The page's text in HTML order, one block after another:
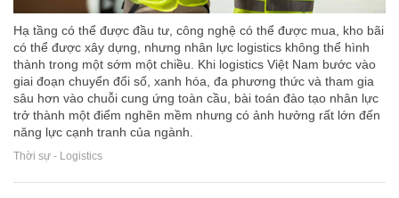
Hạ tầng có thể được đầu tư, công nghệ có thể được mua, kho bãi
có thể được xây dựng, nhưng nhân lực logistics không thể hình
thành trong một sớm một chiều. Khi logistics Việt Nam bước vào
giai đoạn chuyển đổi số, xanh hóa, đa phương thức và tham gia
sâu hơn vào chuỗi cung ứng toàn cầu, bài toán đào tạo nhân lực
trở thành một điểm nghẽn mềm nhưng có ảnh hưởng rất lớn đến
năng lực cạnh tranh của ngành.
Thời sự - Logistics